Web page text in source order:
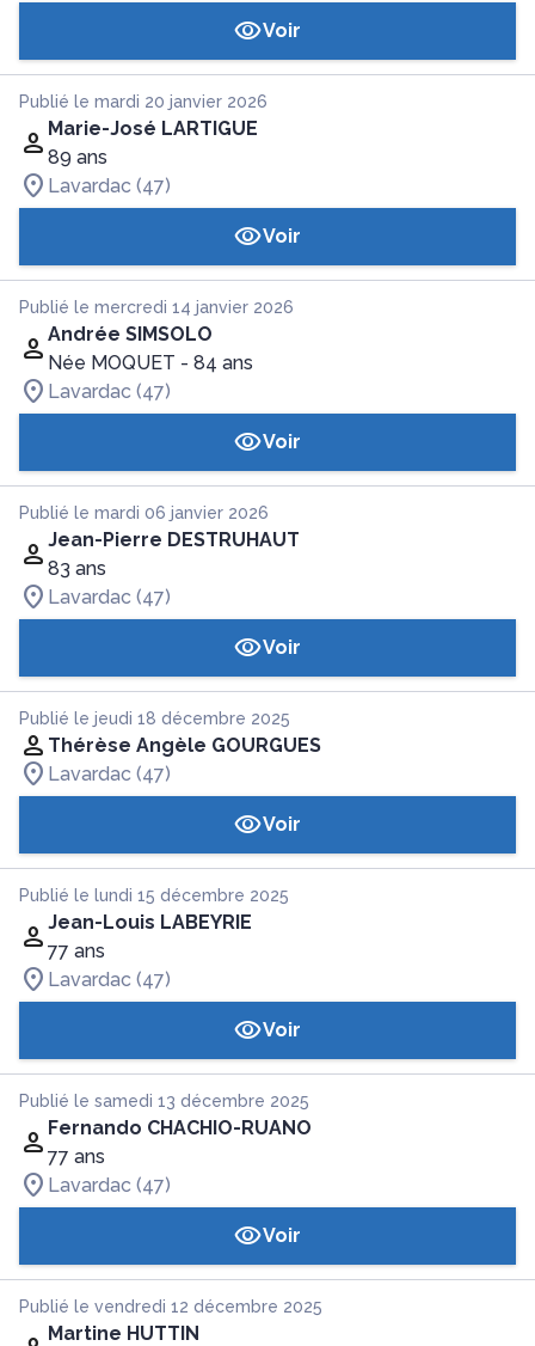
Voir
Publié le mardi 20 janvier 2026
Marie-José LARTIGUE
89 ans
Lavardac (47)
Voir
Publié le mercredi 14 janvier 2026
Andrée SIMSOLO
Née MOQUET - 84 ans
Lavardac (47)
Voir
Publié le mardi 06 janvier 2026
Jean-Pierre DESTRUHAUT
83 ans
Lavardac (47)
Voir
Publié le jeudi 18 décembre 2025
Thérèse Angèle GOURGUES
Lavardac (47)
Voir
Publié le lundi 15 décembre 2025
Jean-Louis LABEYRIE
77 ans
Lavardac (47)
Voir
Publié le samedi 13 décembre 2025
Fernando CHACHIO-RUANO
77 ans
Lavardac (47)
Voir
Publié le vendredi 12 décembre 2025
Martine HUTTIN